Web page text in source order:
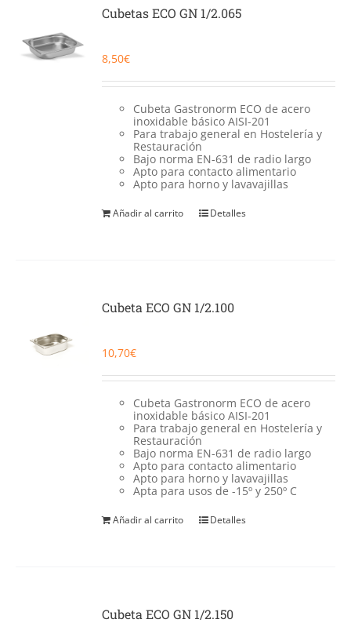
Food Service y Vending
Cubetas ECO GN 1/2.065
8,50€
Cubeta Gastronorm ECO de acero
inoxidable básico AISI-201
Para trabajo general en Hostelería y
Restauración
Bajo norma EN-631 de radio largo
Apto para contacto alimentario
Apto para horno y lavavajillas
Añadir al carrito Detalles
Cubeta ECO GN 1/2.100
10,70€
Cubeta Gastronorm ECO de acero
inoxidable básico AISI-201
Para trabajo general en Hostelería y
Restauración
Bajo norma EN-631 de radio largo
Apto para contacto alimentario
Apto para horno y lavavajillas
Apta para usos de -15º y 250º C
Añadir al carrito Detalles
Cubeta ECO GN 1/2.150